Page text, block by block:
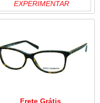
EXPERIMENTAR
Frete Grátis